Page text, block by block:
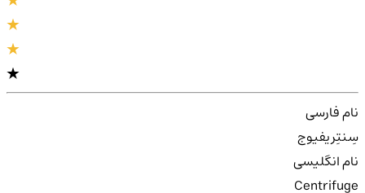
نام فارسی
سِنتِریفیوج
نام انگلیسی
Centrifuge